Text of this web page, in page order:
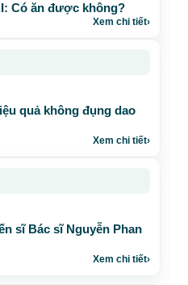
Có ăn được không?
Xem chi tiết›
quả không đụng dao
Xem chi tiết›
sĩ Bác sĩ Nguyễn Phan
Xem chi tiết›